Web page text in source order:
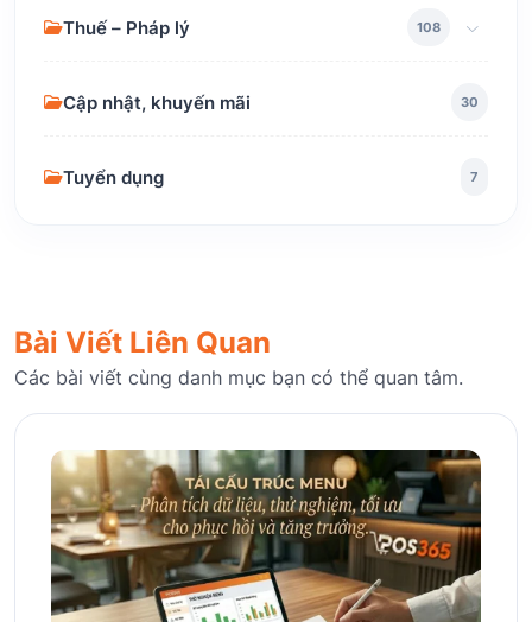
Thuế – Pháp lý 108
Cập nhật, khuyến mãi 30
Tuyển dụng 7
Bài Viết Liên Quan
Các bài viết cùng danh mục bạn có thể quan tâm.